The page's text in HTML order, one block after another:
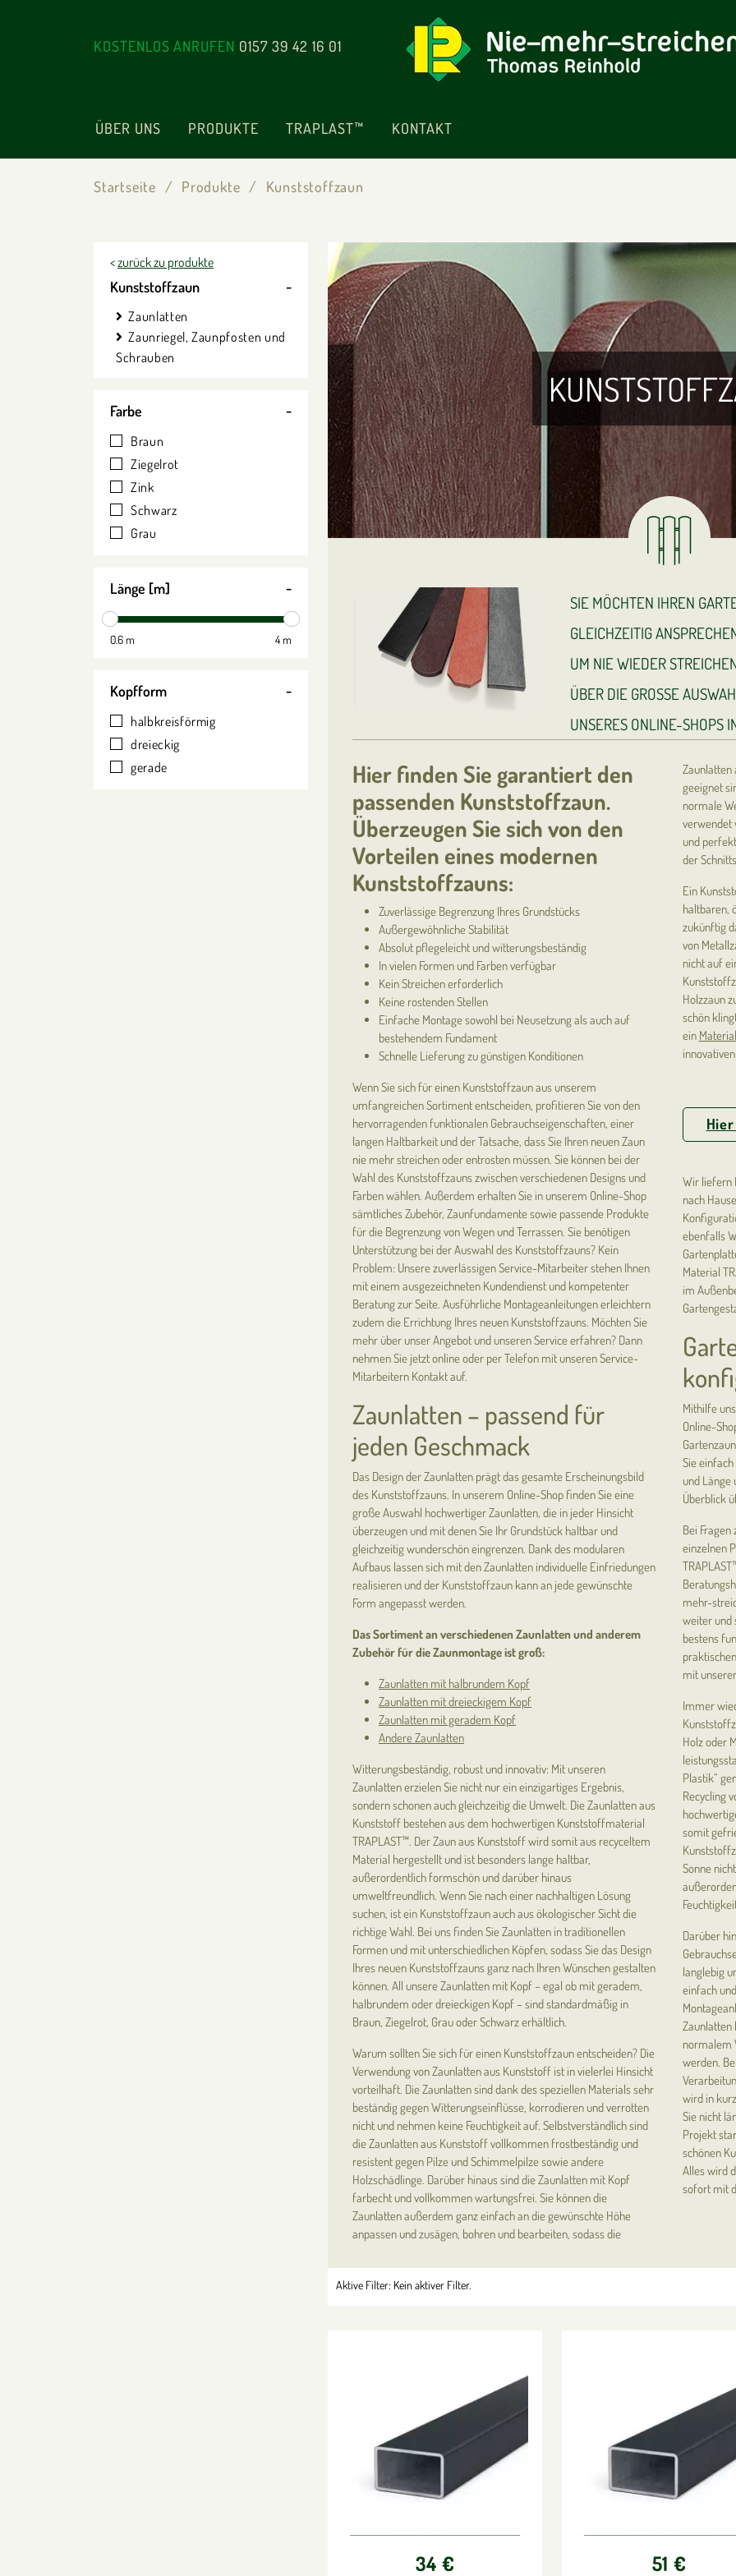
KOSTENLOS ANRUFEN 0157 39 42 16 01
ÜBER UNS PRODUKTE TRAPLAST™ KONTAKT
Startseite Produkte Kunststoffzaun
<zurück zu produkte
Kunststoffzaun
Zaunlatten
Zaunriegel, Zaunpfosten und
Schrauben
Farbe
Braun
Ziegelrot
Zink
Schwarz
Grau
Länge [m]
0.6 m 4 m
Kopfform
halbkreisförmig
dreieckig
gerade
SIE MÖCHTEN IHREN
GLEICHZEITIG
UM NIE WIEDER
ÜBER DIE GROSSE
UNSERES ONLINE-SHOPS
Hier finden Sie garantiert den
passenden Kunststoffzaun.
Überzeugen Sie sich von den
Vorteilen eines modernen
Kunststoffzauns:
Zuverlässige Begrenzung Ihres Grundstücks
Außergewöhnliche Stabilität
Absolut pflegeleicht und witterungsbeständig
In vielen Formen und Farben verfügbar
Kein Streichen erforderlich
Keine rostenden Stellen
Einfache Montage sowohl bei Neusetzung als auch auf
bestehendem Fundament
Schnelle Lieferung zu günstigen Konditionen
Wenn Sie sich für einen Kunststoffzaun aus unserem
umfangreichen Sortiment entscheiden, profitieren Sie von den
hervorragenden funktionalen Gebrauchseigenschaften, einer
langen Haltbarkeit und der Tatsache, dass Sie Ihren neuen Zaun
nie mehr streichen oder entrosten müssen. Sie können bei der
Wahl des Kunststoffzauns zwischen verschiedenen Designs und
Farben wählen. Außerdem erhalten Sie in unserem Online-Shop
sämtliches Zubehör, Zaunfundamente sowie passende Produkte
für die Begrenzung von Wegen und Terrassen. Sie benötigen
Unterstützung bei der Auswahl des Kunststoffzauns? Kein
Problem: Unsere zuverlässigen Service-Mitarbeiter stehen Ihnen
mit einem ausgezeichneten Kundendienst und kompetenter
Beratung zur Seite. Ausführliche Montageanleitungen erleichtern
zudem die Errichtung Ihres neuen Kunststoffzauns. Möchten Sie
mehr über unser Angebot und unseren Service erfahren? Dann
nehmen Sie jetzt online oder per Telefon mit unseren Service-
Mitarbeitern Kontakt auf.
Zaunlatten – passend für
jeden Geschmack
Das Design der Zaunlatten prägt das gesamte Erscheinungsbild
des Kunststoffzauns. In unserem Online-Shop finden Sie eine
große Auswahl hochwertiger Zaunlatten, die in jeder Hinsicht
überzeugen und mit denen Sie Ihr Grundstück haltbar und
gleichzeitig wunderschön eingrenzen. Dank des modularen
Aufbaus lassen sich mit den Zaunlatten individuelle Einfriedungen
realisieren und der Kunststoffzaun kann an jede gewünschte
Form angepasst werden.
Das Sortiment an verschiedenen Zaunlatten und anderem
Zubehör für die Zaunmontage ist groß:
Zaunlatten mit halbrundem Kopf
Zaunlatten mit dreieckigem Kopf
Zaunlatten mit geradem Kopf
Andere Zaunlatten
Witterungsbeständig, robust und innovativ: Mit unseren
Zaunlatten erzielen Sie nicht nur ein einzigartiges Ergebnis,
sondern schonen auch gleichzeitig die Umwelt. Die Zaunlatten aus
Kunststoff bestehen aus dem hochwertigen Kunststoffmaterial
TRAPLAST™. Der Zaun aus Kunststoff wird somit aus recyceltem
Material hergestellt und ist besonders lange haltbar,
außerordentlich formschön und darüber hinaus
umweltfreundlich. Wenn Sie nach einer nachhaltigen Lösung
suchen, ist ein Kunststoffzaun auch aus ökologischer Sicht die
richtige Wahl. Bei uns finden Sie Zaunlatten in traditionellen
Formen und mit unterschiedlichen Köpfen, sodass Sie das Design
Ihres neuen Kunststoffzauns ganz nach Ihren Wünschen gestalten
können. All unsere Zaunlatten mit Kopf – egal ob mit geradem,
halbrundem oder dreieckigen Kopf – sind standardmäßig in
Braun, Ziegelrot, Grau oder Schwarz erhältlich.
Warum sollten Sie sich für einen Kunststoffzaun entscheiden? Die
Verwendung von Zaunlatten aus Kunststoff ist in vielerlei Hinsicht
vorteilhaft. Die Zaunlatten sind dank des speziellen Materials sehr
beständig gegen Witterungseinflüsse, korrodieren und verrotten
nicht und nehmen keine Feuchtigkeit auf. Selbstverständlich sind
die Zaunlatten aus Kunststoff vollkommen frostbeständig und
resistent gegen Pilze und Schimmelpilze sowie andere
Holzschädlinge. Darüber hinaus sind die Zaunlatten mit Kopf
farbecht und vollkommen wartungsfrei. Sie können die
Zaunlatten außerdem ganz einfach an die gewünschte Höhe
anpassen und zusägen, bohren und bearbeiten, sodass die
Zaunlatten
geeignet
normale
verwendet
und
der
Ein
haltbaren,
zukünftig
von
nicht auf
Holzzaun
schön
ein
Wir liefern
nach
ebenfalls
Material
im
Mithilfe
Online-
Sie
und Länge
Überblick
Bei
einzelnen
mehr-
weiter und
bestens
mit
Immer
Holz oder
Plastik“
Recycling
somit
Sonne
Darüber
langlebig
einfach
Zaunlatten
normalem
werden.
wird in
Sie nicht
Projekt
schönen
Alles wird
sofort mit
Aktive Filter: Kein aktiver Filter.
34 € 51 €